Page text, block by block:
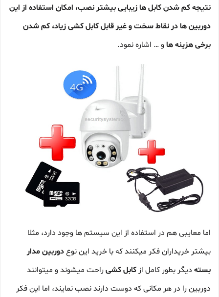
نتیجه کم شدن کابل ها زیبایی بیشتر نصب، امکان استفاده از این
دوربین ها در نقاط سخت و غیر قابل کابل کشی زیاد، کم شدن
برخی هزینه ها و … اشاره نمود.
اما معایبی هم در استفاده از این سیستم ها وجود دارد، مثلا
بیشتر خریداران فکر میکنند که با خرید این نوعدوربین مدار
بسته دیگر بطور کامل ازکابل کشیراحت میشوند و میتوانند
دوربین را در هر مکانی که دوست دارند نصب نمایند، اما این فکر